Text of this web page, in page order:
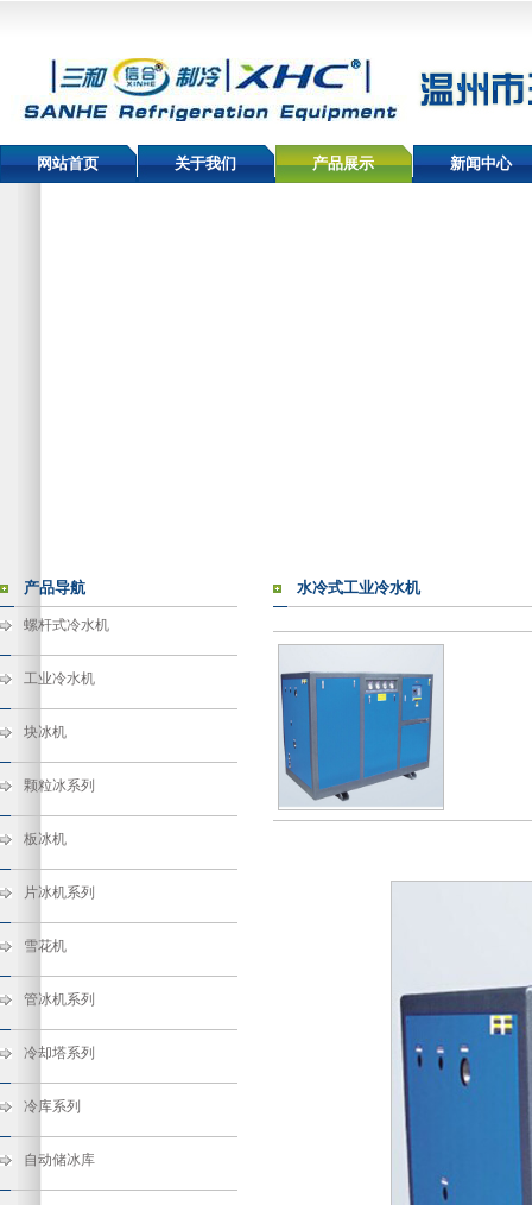
网站首页 关于我们 产品展示 新闻中心
产品导航
螺杆式冷水机
工业冷水机
块冰机
颗粒冰系列
板冰机
片冰机系列
雪花机
管冰机系列
冷却塔系列
冷库系列
自动储冰库
水冷式工业冷水机